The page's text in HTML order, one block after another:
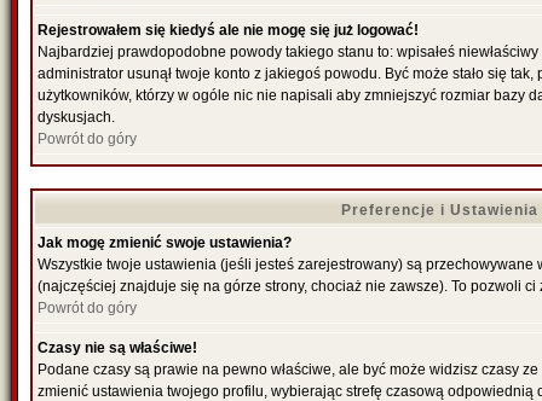
Rejestrowałem się kiedyś ale nie mogę się już logować!
Najbardziej prawdopodobne powody takiego stanu to: wpisałeś
administrator usunął twoje konto z jakiegoś powodu. Być może stało się
użytkowników, którzy w ogóle nic nie napisali aby zmniejszyć rozmiar bazy
dyskusjach.
Powrót do góry
Preferencje i
Jak mogę zmienić swoje ustawienia?
Wszystkie twoje ustawienia (jeśli jesteś zarejestrowany) są
(najczęściej znajduje się na górze strony, chociaż nie zawsze). To pozwoli
Powrót do góry
Czasy nie są właściwe!
Podane czasy są prawie na pewno właściwe, ale być może widzisz czasy
zmienić ustawienia twojego profilu, wybierając strefę czasową